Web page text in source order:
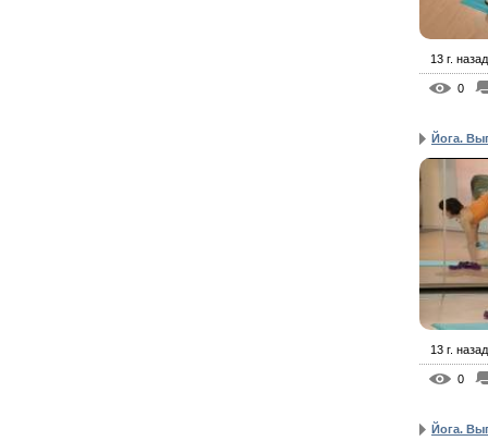
13 г. назад
0
Йога.
13 г. назад
0
Йога.